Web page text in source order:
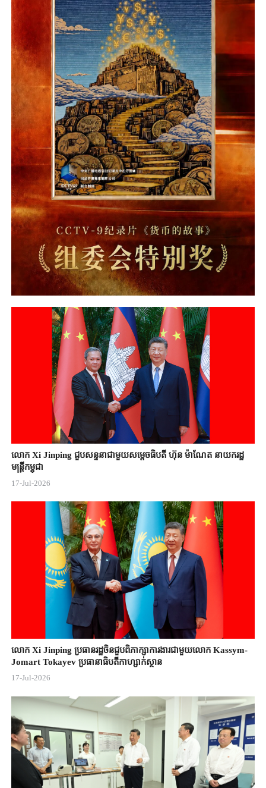
លោក Xi Jinping ជួបសន្ទនាជាមួយសម្តេចធិបតី ហ៊ុន ម៉ាណែត នាយករដ្ឋ
មន្ត្រីកម្ពុជា
17-Jul-2026
លោក Xi Jinping ប្រធានរដ្ឋចិន​ជួបពិភាក្សា​ការងារជាមួយ​លោក Kassym-
Jomart ​Tokayev ​ប្រធានាធិបតី​កាហ្សាក់ស្ថាន​
17-Jul-2026